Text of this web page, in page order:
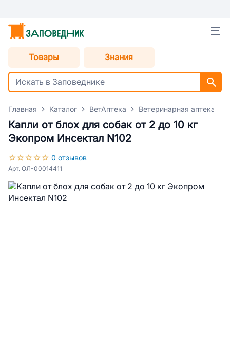
Товары Знания
Главная Каталог ВетАптека Ветеринарная аптека
Капли от блох для собак от 2 до 10 кг
Экопром Инсектал N102
0 отзывов
Арт. ОЛ-00014411